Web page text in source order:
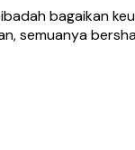
bagaikan
semuanya